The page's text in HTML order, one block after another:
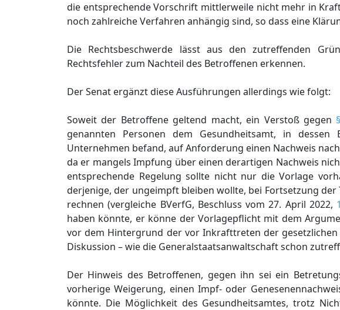
die entsprechende Vorschrift mittlerweile nicht mehr in
noch zahlreiche Verfahren anhängig sind, so dass eine
Die Rechtsbeschwerde lässt aus den zutreffenden
Rechtsfehler zum Nachteil des Betroffenen erkennen.
Der Senat ergänzt diese Ausführungen allerdings wie folgt:
Soweit der Betroffene geltend macht, ein Verstoß gegen
genannten Personen dem Gesundheitsamt, in
Unternehmen befand, auf Anforderung einen Nachweis
da er mangels Impfung über einen derartigen Nachweis
entsprechende Regelung sollte nicht nur die Vorlage
derjenige, der ungeimpft bleiben wollte, bei Fortsetzung
rechnen (vergleiche BVerfG, Beschluss vom 27. April 2022,
haben könnte, er könne der Vorlagepflicht mit dem
vor dem Hintergrund der vor Inkrafttreten der
Diskussion – wie die Generalstaatsanwaltschaft schon
Der Hinweis des Betroffenen, gegen ihn sei ein
vorherige Weigerung, einen Impf- oder
könnte. Die Möglichkeit des Gesundheitsamtes, trotz